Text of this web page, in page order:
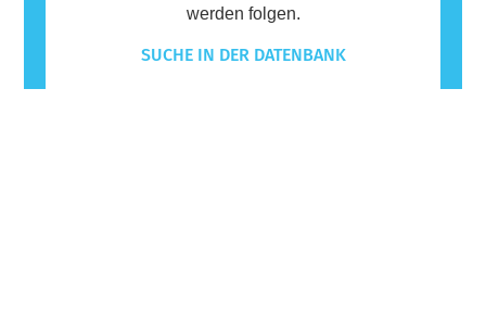
werden folgen.
SUCHE IN DER DATENBANK